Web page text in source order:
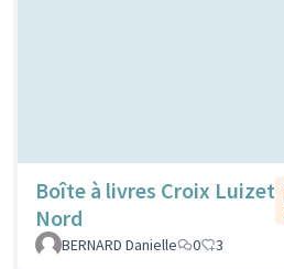
Boîte à livres Croix Luizet
Nord
BERNARD Danielle
0 3